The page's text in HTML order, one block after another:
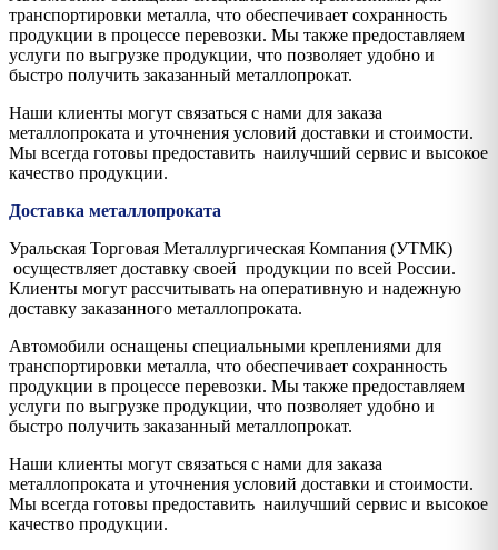
транспортировки металла, что обеспечивает сохранность
продукции в процессе перевозки. Мы также предоставляем
услуги по выгрузке продукции, что позволяет удобно и
быстро получить заказанный металлопрокат.
Наши клиенты могут связаться с нами для заказа
металлопроката и уточнения условий доставки и стоимости.
Мы всегда готовы предоставить наилучший сервис и высокое
качество продукции.
Доставка металлопроката
Уральская Торговая Металлургическая Компания (УТМК)
осуществляет доставку своей продукции по всей России.
Клиенты могут рассчитывать на оперативную и надежную
доставку заказанного металлопроката.
Автомобили оснащены специальными креплениями для
транспортировки металла, что обеспечивает сохранность
продукции в процессе перевозки. Мы также предоставляем
услуги по выгрузке продукции, что позволяет удобно и
быстро получить заказанный металлопрокат.
Наши клиенты могут связаться с нами для заказа
металлопроката и уточнения условий доставки и стоимости.
Мы всегда готовы предоставить наилучший сервис и высокое
качество продукции.